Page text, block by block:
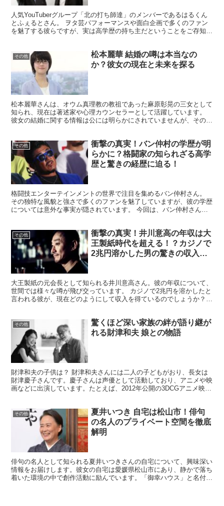
人気YouTuberグループ「北の打ち師達」のメンバーであるはるくん
とふぇるとさん。 ヲタ芸パフォーマンスや面白企画で多くのファン
を魅了する彼らですが、実は高学歴の持ち主だということをご存知で
その他
松本麗華 結婚の噂は本当なの
か？彼女の現在と未来を探る
松本麗華さんは、オウム真理教の教祖であった麻原彰晃の三女として
知られ、現在は著述家や心理カウンセラーとして活躍しています。
彼女の結婚に関する情報は公には明らかにされていませんが、そのプ
その他
衝撃の真実！バン仲村の学歴が明
らかに？格闘家の知られざる高学
歴と驚きの経歴に迫る！
格闘技エンターテインメントの世界で注目を集めるバン仲村さん。
その独特な風貌と強さで多くのファンを魅了していますが、彼の学歴
については意外な事実が隠されています。 今回は、バン仲村さんの
その他
衝撃の真実！井川意高の年収は大
王製紙時代を超える！？カジノで
2兆円溶かした男の驚きの収入源
大王製紙の元会長として知られる井川意高さん。彼の年収について、
世間では様々な噂が飛び交っています。 カジノで2兆円を溶かしたと
言われる彼が、現在どのようにして収入を得ているのでしょうか？
その他
驚くほど深い家族の絆が語り継が
れる財津和夫 娘との物語
財津和夫の子供は？ 財津和夫さんには二人の子どもがおり、長女は
財津慶子さんです。慶子さんは声優として活動しており、アニメや映
画などに出演しています。たとえば、2012年公開の3DCGアニメ映画
その他
夏井いつき 自宅は松山市！俳句
の名人のプライベート空間を徹底
解明
俳句の名人として知られる夏井いつきさんの自宅について、興味深い
情報をお届けします。彼女の自宅は愛媛県松山市にあり、静かで落ち
着いた環境の中で創作活動に励んでいます。「御幸ハウス」と名付け